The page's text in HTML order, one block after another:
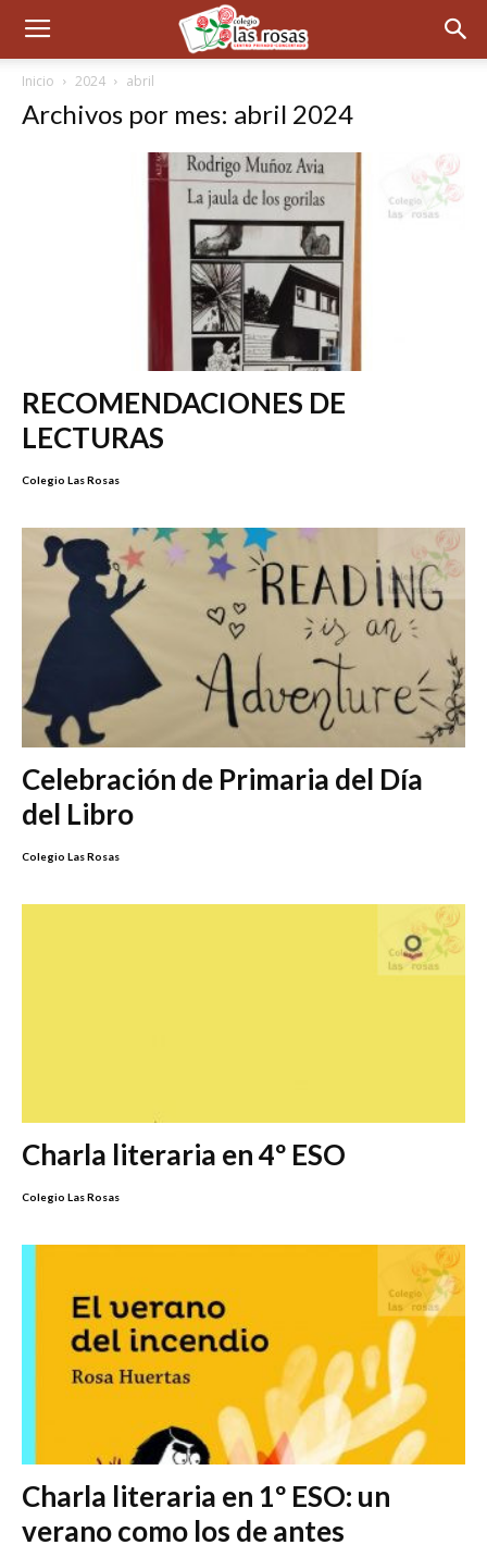
Inicio 2024 abril
Archivos por mes: abril 2024
RECOMENDACIONES DE
LECTURAS
Colegio Las Rosas
Celebración de Primaria del Día
del Libro
Colegio Las Rosas
Charla literaria en 4º ESO
Colegio Las Rosas
Charla literaria en 1º ESO: un
verano como los de antes